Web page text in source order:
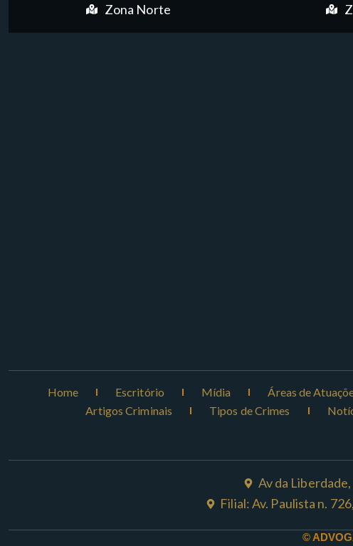
Zona Norte
Home Escritório Mídia Áreas de
Artigos Criminais
Tipos de Crimes
Av da
Filial: Av. Paulista n.
©